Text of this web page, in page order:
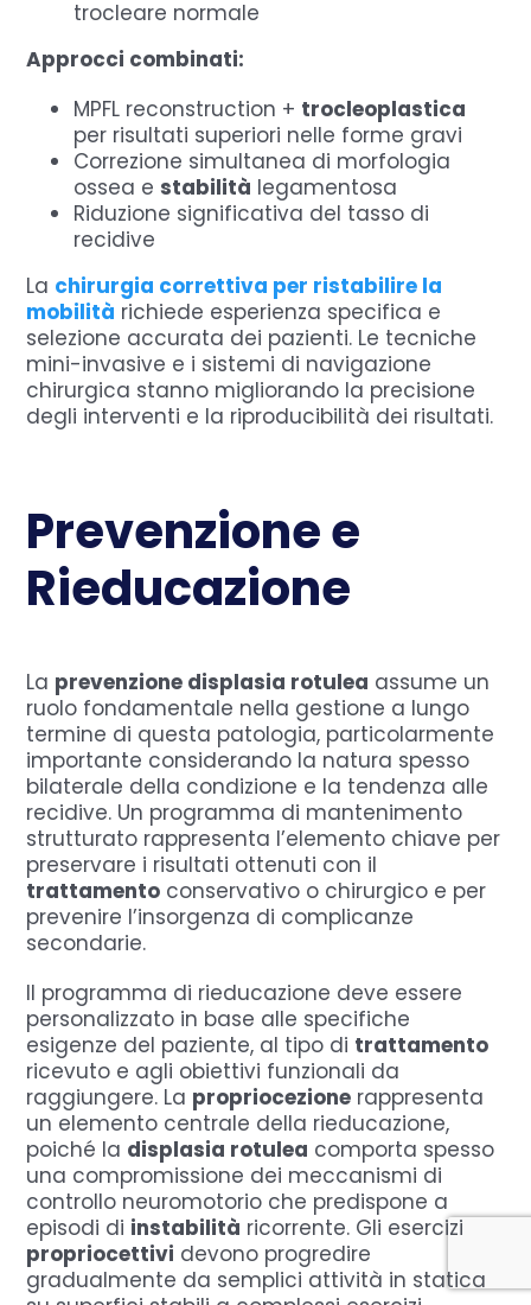
trocleare normale
Approcci combinati:
MPFL reconstruction + trocleoplastica
per risultati superiori nelle forme gravi
Correzione simultanea di morfologia
ossea estabilità legamentosa
Riduzione significativa del tasso di
recidive
La chirurgia correttiva per ristabilire la
mobilità richiede esperienza specifica e
selezione accurata dei pazienti. Le tecniche
mini-invasive e i sistemi di navigazione
chirurgica stanno migliorando la precisione
degli interventi e la riproducibilità dei risultati.
Prevenzione e
Rieducazione
La prevenzione displasia rotulea assume un
ruolo fondamentale nella gestione a lungo
termine di questa patologia, particolarmente
importante considerando la natura spesso
bilaterale della condizione e la tendenza alle
recidive. Un programma di mantenimento
strutturato rappresenta l’elemento chiave per
preservare i risultati ottenuti con il
trattamento conservativo o chirurgico e per
prevenire l’insorgenza di complicanze
secondarie.
Il programma di rieducazione deve essere
personalizzato in base alle specifiche
esigenze del paziente, al tipo di trattamento
ricevuto e agli obiettivi funzionali da
raggiungere. La propriocezione rappresenta
un elemento centrale della rieducazione,
poiché la displasia rotulea comporta spesso
una compromissione dei meccanismi di
controllo neuromotorio che predispone a
episodi di instabilità ricorrente. Gli esercizi
propriocettivi devono progredire
gradualmente da semplici attività in statica